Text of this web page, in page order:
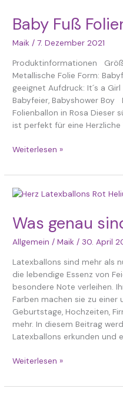
Baby Fuß
Maik/7. Dezember 2021
Produktinformationen
Metallische Folie Form:
geeignet Aufdruck: It´s a
Babyfeier, Babyshower Boy
Folienballon in Rosa Dieser
ist perfekt für eine
Folienballon
Weiterlesen »
Was genau
Allgemein /Maik/ 30. April
Latexballons sind mehr als
die lebendige Essenz von
besondere Note verleihen.
Farben machen sie zu
Geburtstage, Hochzeiten,
mehr. In diesem Beitrag
Latexballons erkunden und
Was
sind
Latexballons?
Weiterlesen »